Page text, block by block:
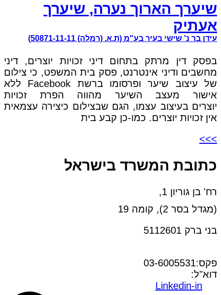
שיערך הארוך נערה, שיערך
אעתיק
עידן בר נ' שישי בעיר בע"מ (ת.א. (רמלה) 50871-11-11)
בפסק דין מרתק בתחום דיני זכויות יוצרים, דיני
מחשבים ודיני אינטרנט, פסק בית המשפט, כי צילום
של עיצוב שיער ופרסומו ברשת Facebook ללא
אישור מעצב השיער מהווה הפרת זכויות
יוצרים בעיצוב עצמו, הגם שבצילום כיצירה עצמאית
אין זכויות יוצרים. כמו-כן קבע בית
>>>
כתובת המשרד בישראל
רח' בן גוריון 1,
(מגדל בסר 2), קומה 19
בני ברק 5112601
פקס:03-6005531
דוא"ל:
Linkedin-in